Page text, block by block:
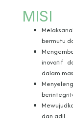
MISI
bermutu
inovatif
dalam
dan adil.